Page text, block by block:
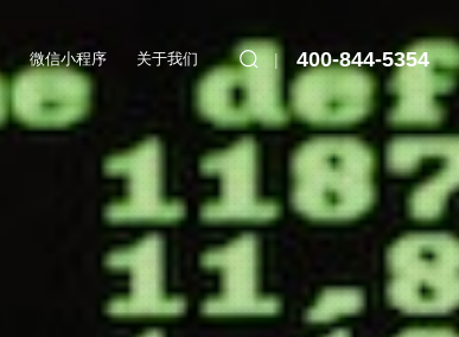
微信小程序 关于我们 400-844-5354